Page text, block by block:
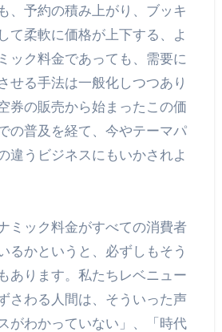
、予約の積み上がり、ブッキ
て柔軟に価格が上下する、よ
ック料金であっても、需要に
せる手法は一般化しつつあり
券の販売から始まったこの価
の普及を経て、今やテーマパ
違うビジネスにもいかされよ
ミック料金がすべての消費者
るかというと、必ずしもそう
あります。私たちレベニュー
さわる人間は、そういった声
がわかっていない」、「時代